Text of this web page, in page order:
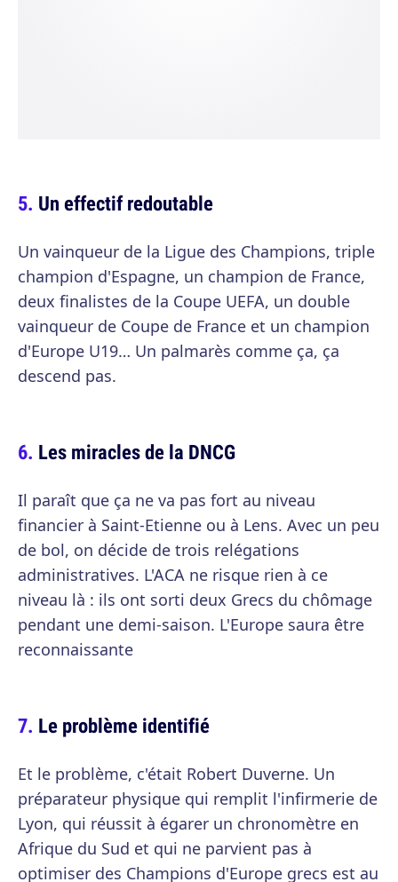
Un effectif redoutable
Un vainqueur de la Ligue des Champions, triple
champion d'Espagne, un champion de France,
deux finalistes de la Coupe UEFA, un double
vainqueur de Coupe de France et un champion
d'Europe U19… Un palmarès comme ça, ça
descend pas.
Les miracles de la DNCG
Il paraît que ça ne va pas fort au niveau
financier à Saint-Etienne ou à Lens. Avec un peu
de bol, on décide de trois relégations
administratives. L'ACA ne risque rien à ce
niveau là : ils ont sorti deux Grecs du chômage
pendant une demi-saison. L'Europe saura être
reconnaissante
Le problème identifié
Et le problème, c'était Robert Duverne. Un
préparateur physique qui remplit l'infirmerie de
Lyon, qui réussit à égarer un chronomètre en
Afrique du Sud et qui ne parvient pas à
optimiser des Champions d'Europe grecs est au